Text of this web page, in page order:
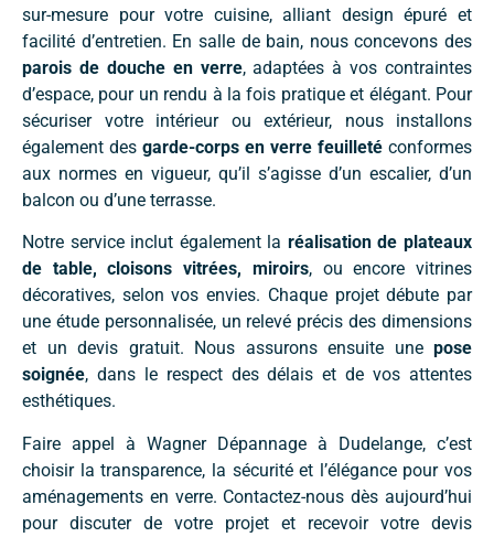
sur-mesure pour votre cuisine, alliant design épuré et
facilité d’entretien. En salle de bain, nous concevons des
parois de douche en verre, adaptées à vos contraintes
d’espace, pour un rendu à la fois pratique et élégant. Pour
sécuriser votre intérieur ou extérieur, nous installons
également des garde-corps en verre feuilleté conformes
aux normes en vigueur, qu’il s’agisse d’un escalier, d’un
balcon ou d’une terrasse.
Notre service inclut également la réalisation de plateaux
de table, cloisons vitrées, miroirs, ou encore vitrines
décoratives, selon vos envies. Chaque projet débute par
une étude personnalisée, un relevé précis des dimensions
et un devis gratuit. Nous assurons ensuite une pose
soignée, dans le respect des délais et de vos attentes
esthétiques.
Faire appel à Wagner Dépannage à Dudelange, c’est
choisir la transparence, la sécurité et l’élégance pour vos
aménagements en verre. Contactez-nous dès aujourd’hui
pour discuter de votre projet et recevoir votre devis